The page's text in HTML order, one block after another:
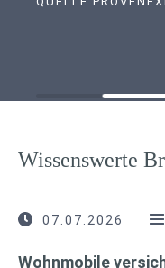
Wissenswerte
07.07.2026
Wohnmobile